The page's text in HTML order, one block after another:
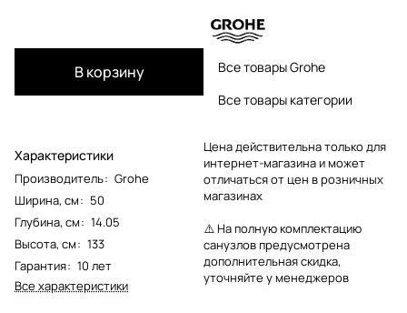
В корзину
Характеристики
Производитель: Grohe
Ширина, см: 50
Глубина, см: 14.05
Высота, см: 133
Гарантия: 10 лет
Все характеристики
Все товары Grohe
Все товары категории
Цена действительна только для
интернет-магазина и может
отличаться от цен в розничных
магазинах
⚠️ На полную комплектацию
санузлов предусмотрена
дополнительная скидка,
уточняйте у менеджеров